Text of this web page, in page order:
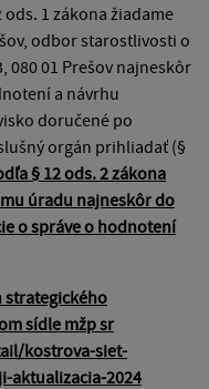
1 zákona žiadame
odbor starostlivosti o
080 01 Prešov najneskôr
a návrhu
doručené po
orgán prihliadať (§
§ 12 ods. 2 zákona
úradu najneskôr do
o správe o hodnotení
strategického
sídle mžp sr
kostrova-siet-
aktualizacia-2024